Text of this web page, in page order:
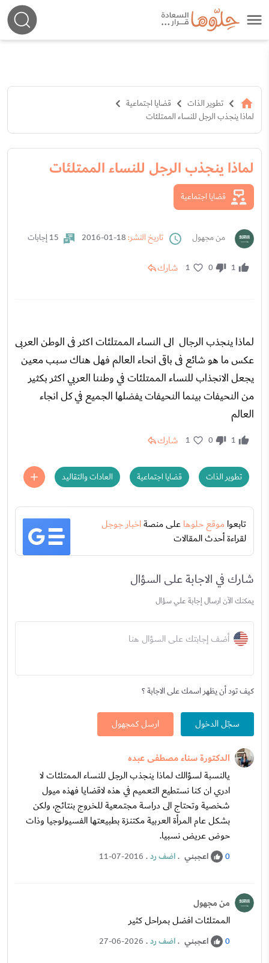
تطوير الذات
قضايا اجتماعية
لماذا ينجذب الرجل للنساء الممتلئات
لماذا ينجذب الرجل للنساء الممتلئات
قضايا اجتماعية
من مجهول تاريخ النشر: 15 إجابات
1
0
1 شارك
لماذا ينجذب الرجال الى النساء الممتلئات اكثر فى الوطن العربى
عكس ما هو شائع فى باقى انحاء العالم فهل هناك سبب معين
يجعل الانجذاب للنساء الممتلئات في وطننا العربي اكثر بكثير
من النحيفات بينما النحيفات يفضلها الجميع في كل انجاء
العالم
1
0
1 شارك
تطوير الذات قضايا اجتماعية العادات والتقاليد
تابعواموقع حلوهاعلى منصةاخبار جوجل
لقراءة أحدث المقالات
شارك في الاجابة على السؤال
يمكنك الآن ارسال إجابة علي سؤال
أضف إجابتك على السؤال هنا
كيف تود أن يظهر اسمك على الاجابة ؟
سجّل الدخول ارسل كمجهول
الدكتورة سناء مصطفى عبده
يالنسبة لسؤالك لماذا ينجذب الرجل للنساء الممتلئات لا
ادري ان كنا نستطيع التعميم في هذه لاقضايا فهذه ميول
شخصية وتحتاج الى دراسة مجتمعية للخروج بنتائج، ولكن
بشكل عام المرأة العربية مكتنزة بطبيعتها الفسيولوجيا وذات
حوض عريض نسبيا.
0 اعجبني .اضف رد.
11-07-2016
من مجهول
الممتلئات افضل بمراحل كثير
0 اعجبني .اضف رد.
27-06-2026